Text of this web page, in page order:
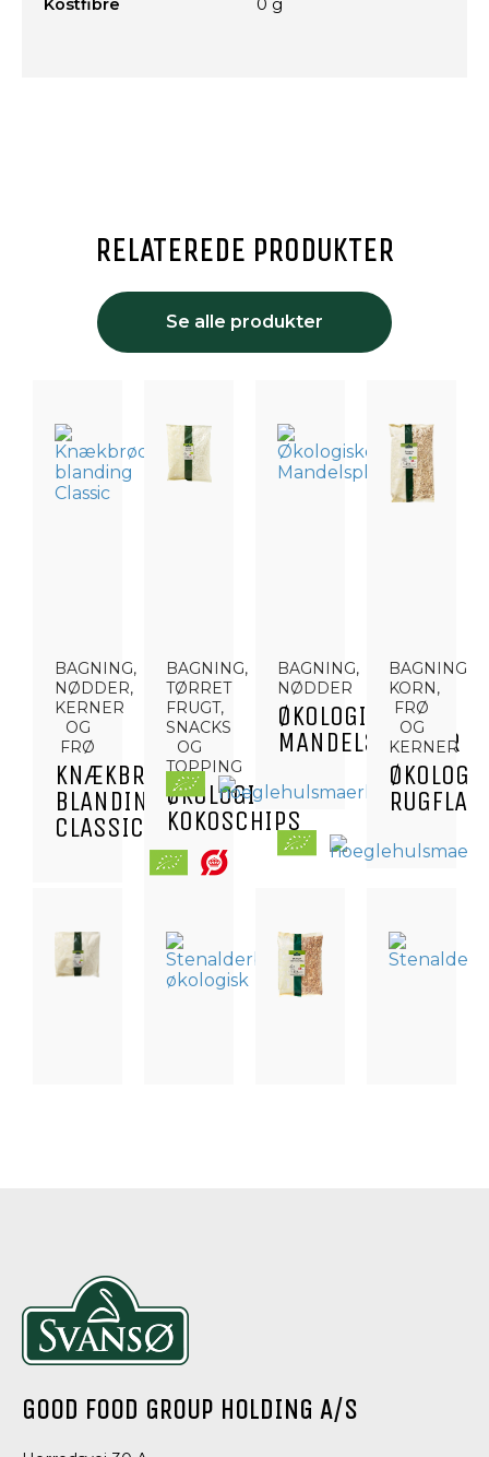
Kostfibre 0 g
RELATEREDE PRODUKTER
Se alle produkter
BAGNING,
NØDDER,
KERNER
OG
FRØ
KNÆKBRØD
BLANDING
CLASSIC
BAGNING,
TØRRET
FRUGT,
SNACKS
OG
TOPPING
ØKOLOGISKE
KOKOSCHIPS
BAGNING,
NØDDER
ØKOLOGISKE
MANDELSPLITTER
BAGNING,
KORN,
FRØ
OG
KERNER
TOPPING
ØKOLOGISK
KOKOSMEL
ØKOLOGISK
GOOD FOOD GROUP HOLDING A/S